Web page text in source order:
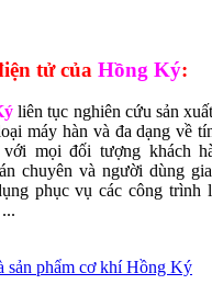
tử của Hồng Ký:
liên tục nghiên cứu sản
máy hàn và đa dạng về
mọi đối tượng khách
chuyên và người dùng
phục vụ các công trình